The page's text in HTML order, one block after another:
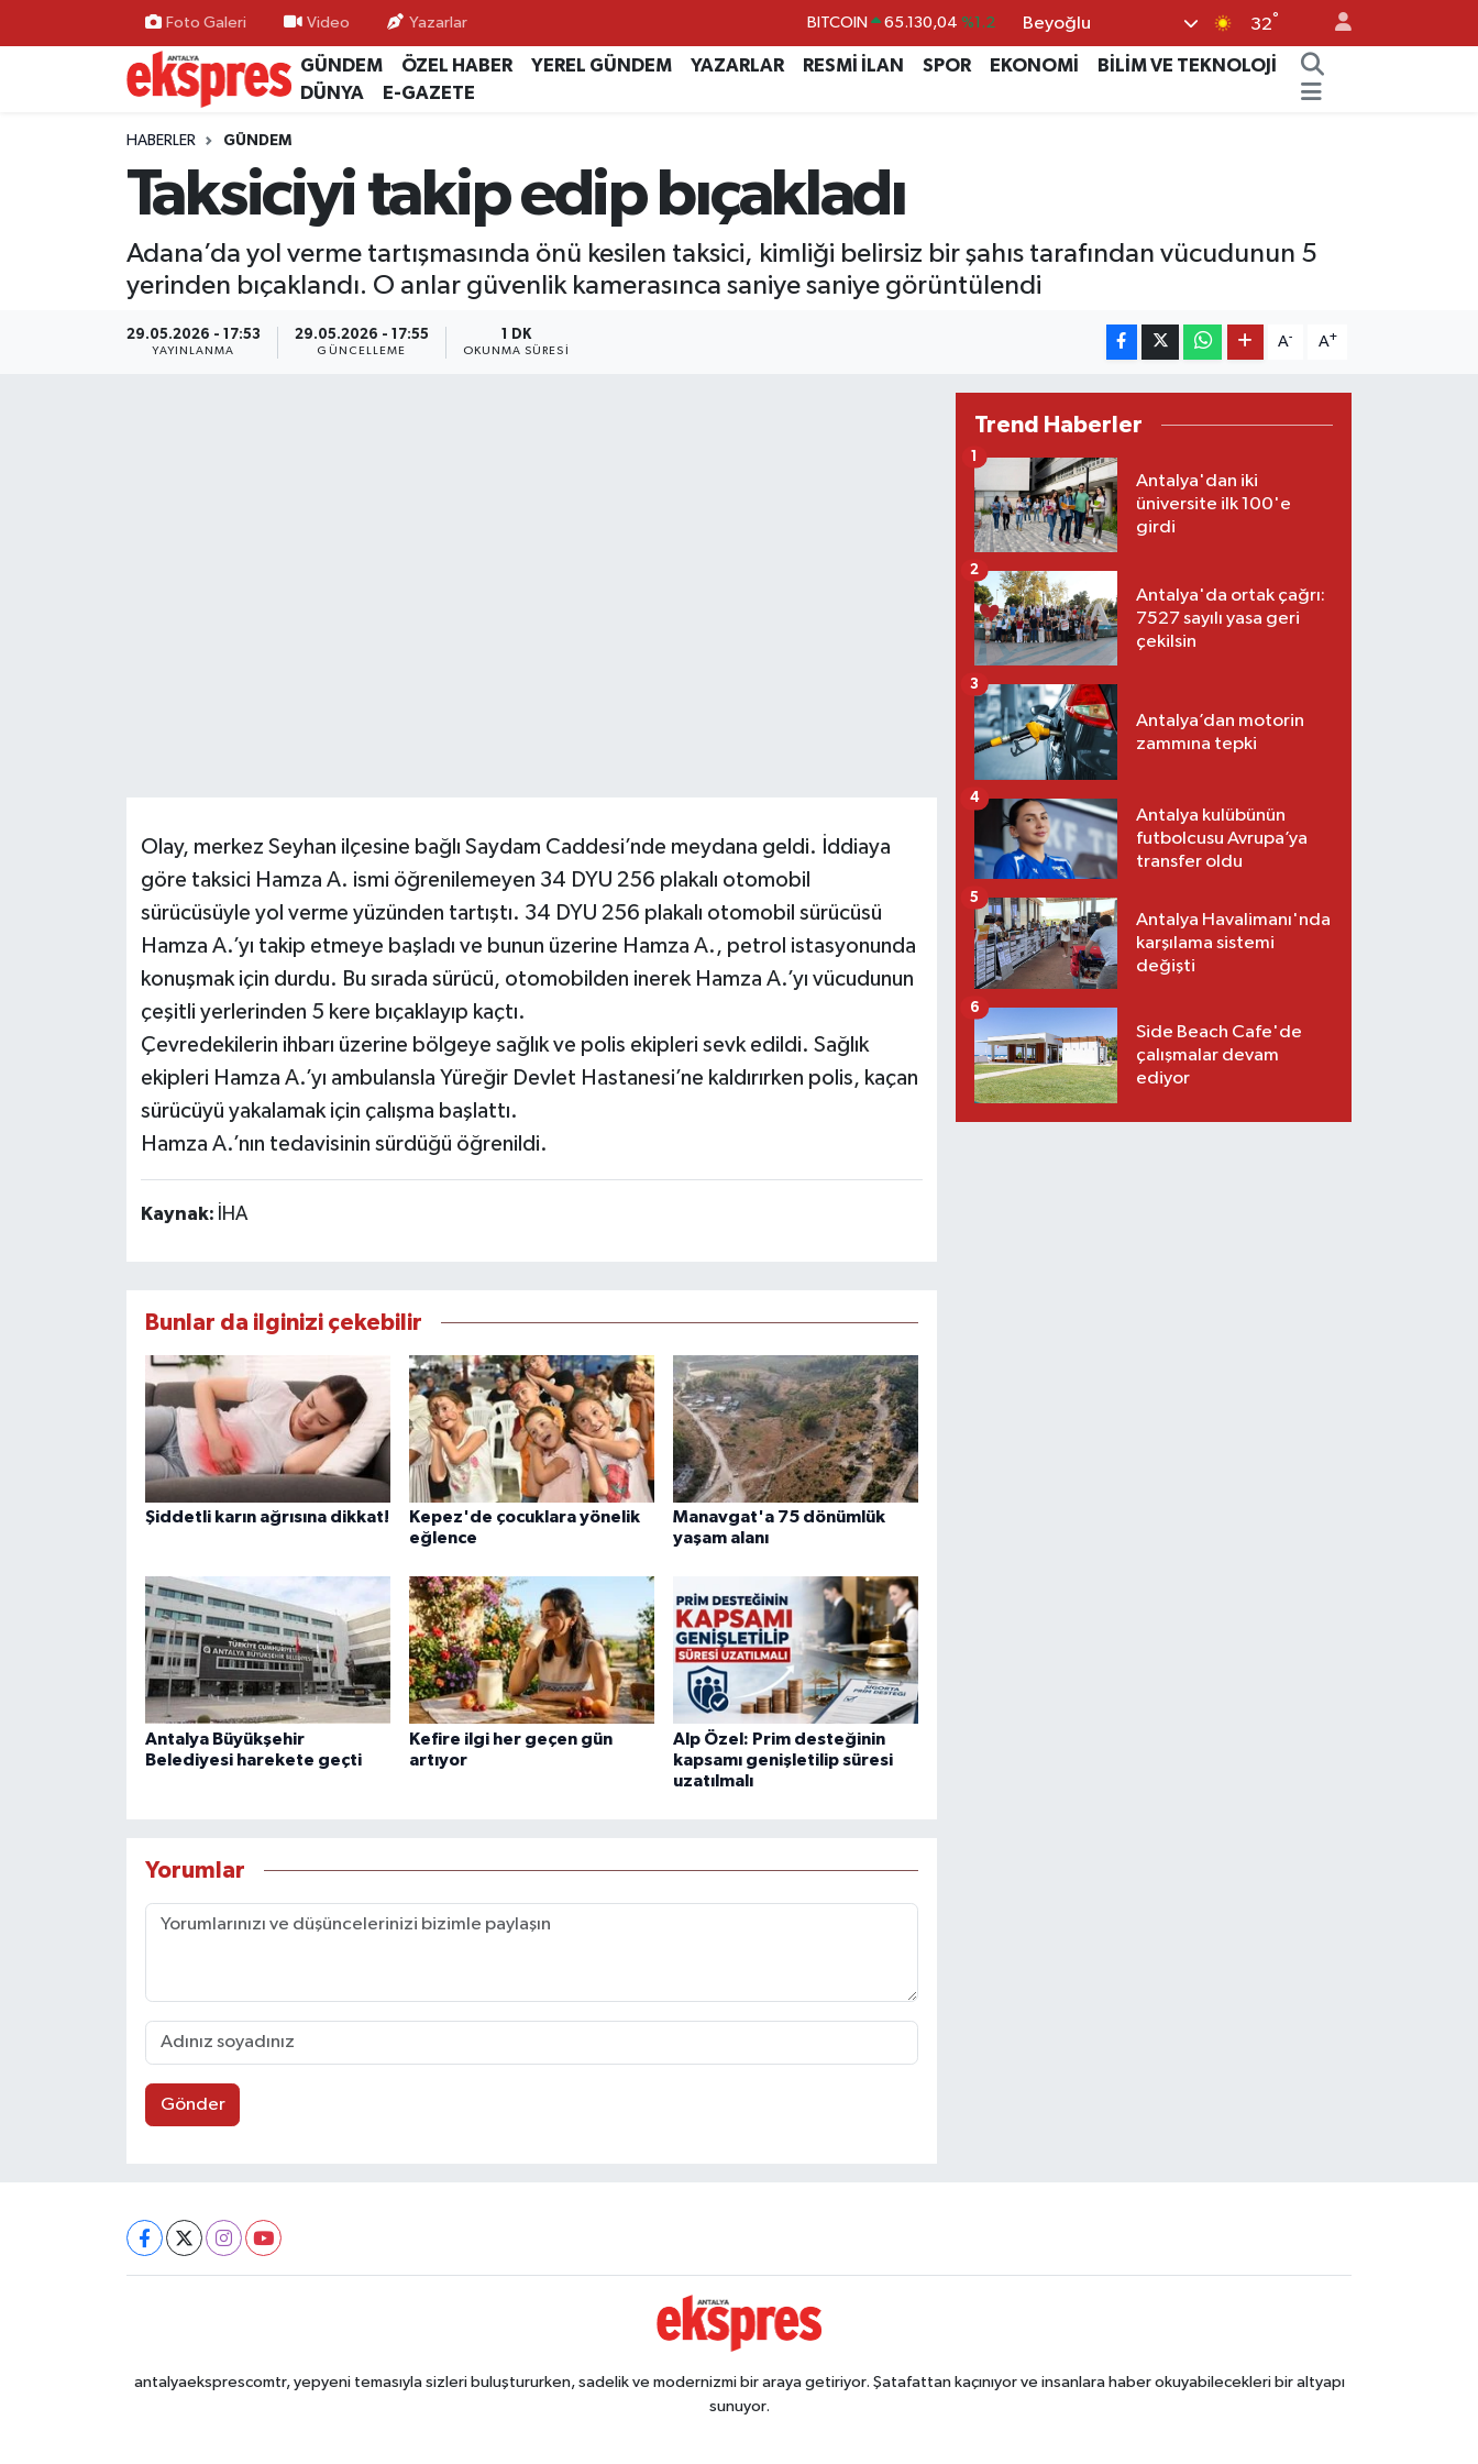
Foto Galeri Video Yazarlar BITCOIN 65.130,04 %1.2
DOLAR 47,7106 %0.17
GRAM ALTIN 6648.99
BİST100
Beyoğlu 32°
GÜNDEM ÖZEL HABER YEREL GÜNDEM YAZARLAR RESMİ İLAN SPOR EKONOMİ
BİLİM VE TEKNOLOJİ
DÜNYA
E-GAZETE
HABERLER GÜNDEM
Taksiciyi takip edip bıçakladı
Adana’da yol verme tartışmasında önü kesilen taksici, kimliği belirsiz bir şahıs tarafından vücudunun 5
yerinden bıçaklandı. O anlar güvenlik kamerasınca saniye saniye görüntülendi
29.05.2026 - 17:53
YAYINLANMA
29.05.2026 - 17:55
GÜNCELLEME
1 DK
OKUNMA SÜRESI
A- A+
Olay, merkez Seyhan ilçesine bağlı Saydam Caddesi’nde meydana geldi. İddiaya
göre taksici Hamza A. ismi öğrenilemeyen 34 DYU 256 plakalı otomobil
sürücüsüyle yol verme yüzünden tartıştı. 34 DYU 256 plakalı otomobil sürücüsü
Hamza A.’yı takip etmeye başladı ve bunun üzerine Hamza A., petrol istasyonunda
konuşmak için durdu. Bu sırada sürücü, otomobilden inerek Hamza A.’yı vücudunun
çeşitli yerlerinden 5 kere bıçaklayıp kaçtı.
Çevredekilerin ihbarı üzerine bölgeye sağlık ve polis ekipleri sevk edildi. Sağlık
ekipleri Hamza A.’yı ambulansla Yüreğir Devlet Hastanesi’ne kaldırırken polis, kaçan
sürücüyü yakalamak için çalışma başlattı.
Hamza A.’nın tedavisinin sürdüğü öğrenildi.
Kaynak: İHA
Bunlar da ilginizi çekebilir
Şiddetli karın ağrısına dikkat!
Kepez'de çocuklara yönelik
eğlence
Manavgat'a 75 dönümlük
yaşam alanı
Antalya Büyükşehir
Belediyesi harekete geçti
Kefire ilgi her geçen gün
artıyor
Alp Özel: Prim desteğinin
kapsamı genişletilip süresi
uzatılmalı
Yorumlar
Gönder
Trend Haberler
Antalya'dan iki
üniversite ilk 100'e
girdi
1
Antalya'da ortak çağrı:
7527 sayılı yasa geri
çekilsin
2
Antalya’dan motorin
zammına tepki
3
Antalya kulübünün
futbolcusu Avrupa’ya
transfer oldu
4
Antalya Havalimanı'nda
karşılama sistemi
değişti
5
Side Beach Cafe'de
çalışmalar devam
ediyor
6
antalyaeksprescomtr, yepyeni temasıyla sizleri buluştururken, sadelik ve modernizmi bir araya getiriyor. Şatafattan kaçınıyor ve insanlara haber okuyabilecekleri bir altyapı
sunuyor.
ÖZEL HABER
GÜNDEM
YEREL GÜNDEM
EKONOMİ
RESMİ İLAN
MAGAZİN
Nöbetçi Eczaneler
Hava Durumu
Trafik Durumu
Süper Lig Puan Durumu ve Fikstür